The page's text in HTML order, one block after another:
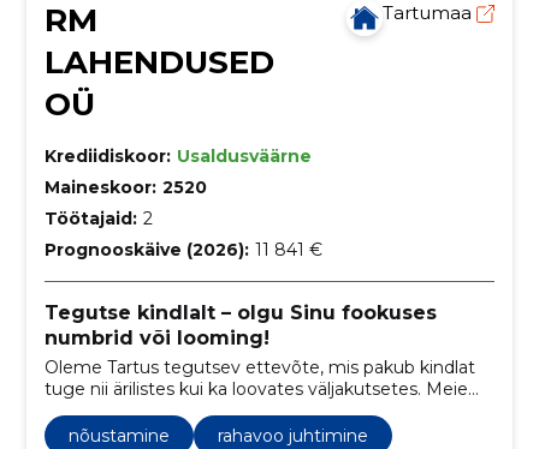
RM
LAHENDUSED
OÜ
Tartumaa
Krediidiskoor: Usaldusväärne
Maineskoor: 2520
Töötajaid: 2
Prognooskäive (2026): 11 841 €
Tegutse kindlalt – olgu Sinu fookuses
numbrid või looming!
Oleme Tartus tegutsev ettevõte, mis pakub kindlat
tuge nii ärilistes kui ka loovates väljakutsetes. Meie
tegevus ühendab professionaalse raamatupidamise,
ärinõustamise ja IT-lahendused väikestele ning
nõustamine
rahavoo juhtimine